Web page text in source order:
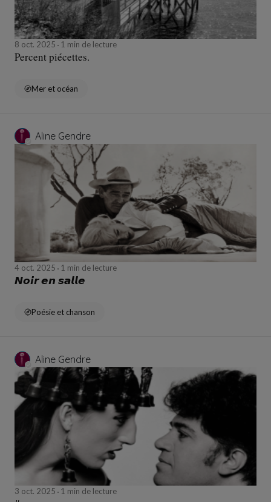
8 oct. 2025 1 min de lecture
Percent piécettes.
Mer et océan
Aline Gendre
4 oct. 2025 1 min de lecture
𝙉𝙤𝙞𝙧 𝙚𝙣 𝙨𝙖𝙡𝙡𝙚
Poésie et chanson
Aline Gendre
3 oct. 2025 1 min de lecture